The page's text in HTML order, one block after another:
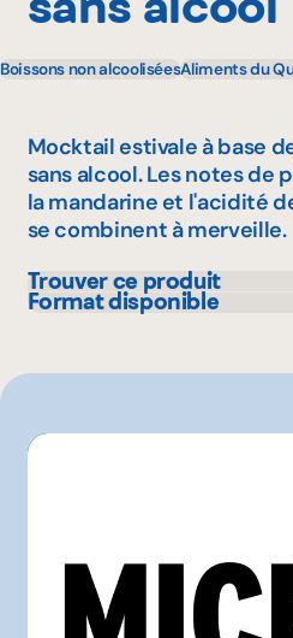
Boissons non alcooliséesAliments du
Mocktail estivale à base
sans alcool. Les notes de
la mandarine et l'acidité
se combinent à merveille.
Trouver ce produit
IGA
Metro
SAQ
Format disponible